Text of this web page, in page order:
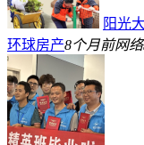
阳光
环球房产8个月前网络